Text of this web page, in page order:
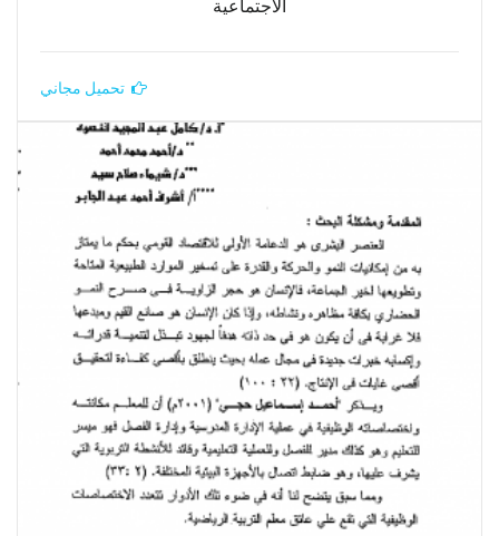
الاجتماعية
تحميل مجاني